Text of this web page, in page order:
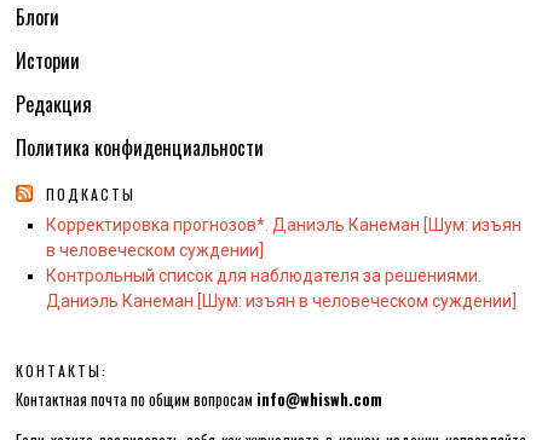
Блоги
Истории
Редакция
Политика конфиденциальности
ПОДКАСТЫ
Корректировка прогнозов*. Даниэль Канеман [Шум: изъян
в человеческом суждении]
Контрольный список для наблюдателя за решениями.
Даниэль Канеман [Шум: изъян в человеческом суждении]
КОНТАКТЫ:
Контактная почта по общим вопросам info@whiswh.com